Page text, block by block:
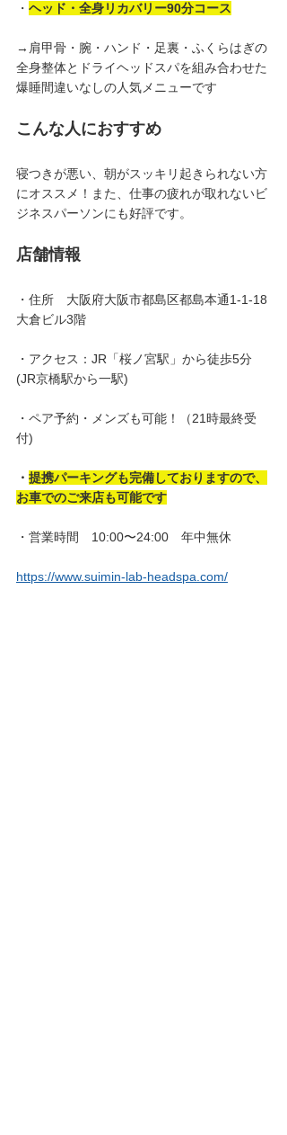
・ ヘッド・全身リカバリー90分コース
→肩甲骨・腕・ハンド・足裏・ふくらはぎの
全身整体とドライヘッドスパを組み合わせた
爆睡間違いなしの人気メニューです
こんな人におすすめ
寝つきが悪い、朝がスッキリ起きられない方
にオススメ！また、仕事の疲れが取れないビ
ジネスパーソンにも好評です。
店舗情報
・住所　大阪府大阪市都島区都島本通1-1-18
大倉ビル3階
・アクセス：JR「桜ノ宮駅」から徒歩5分
(JR京橋駅から一駅)
・ペア予約・メンズも可能！（21時最終受
付)
・ 提携パーキングも完備しておりますので、
お車でのご来店も可能です
・営業時間　10:00〜24:00　年中無休
https://www.suimin-lab-headspa.com/